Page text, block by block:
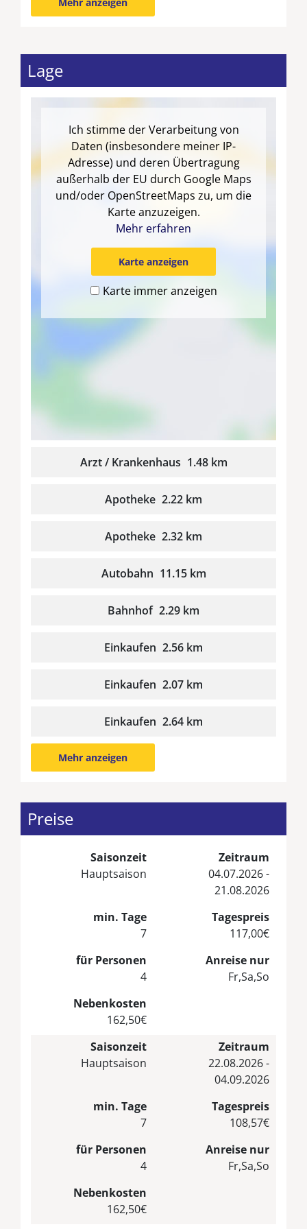
Lage
Ich stimme der Verarbeitung von
Daten (insbesondere meiner IP-
Adresse) und deren Übertragung
außerhalb der EU durch Google Maps
und/oder OpenStreetMaps zu, um die
Karte anzuzeigen.
Mehr erfahren
Karte anzeigen
Karte immer anzeigen
Arzt / Krankenhaus 1.48 km
Apotheke 2.22 km
Apotheke 2.32 km
Autobahn 11.15 km
Bahnhof 2.29 km
Einkaufen 2.56 km
Einkaufen 2.07 km
Einkaufen 2.64 km
Mehr anzeigen
Preise
Saisonzeit
Hauptsaison
Zeitraum
04.07.2026 -
21.08.2026
min. Tage
7
Tagespreis
117,00€
für Personen
4
Anreise nur
Fr,Sa,So
Nebenkosten
162,50€
Saisonzeit
Hauptsaison
Zeitraum
22.08.2026 -
04.09.2026
min. Tage
7
Tagespreis
108,57€
für Personen
4
Anreise nur
Fr,Sa,So
Nebenkosten
162,50€